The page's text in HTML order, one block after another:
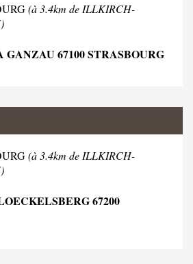
(à 3.4km de ILLKIRCH-
GANZAU 67100 STRASBOURG
(à 3.4km de ILLKIRCH-
67200